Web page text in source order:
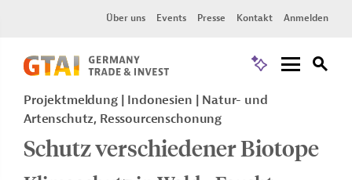
Über uns Events Presse Kontakt Anmelden
Projektmeldung Indonesien
Natur- und
Artenschutz, Ressourcenschonung
Schutz verschiedener Biotope